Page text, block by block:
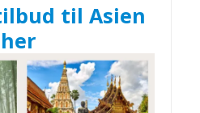
til Asien
her